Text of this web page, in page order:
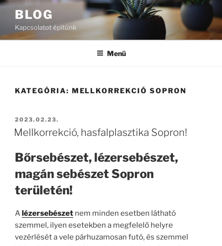
Tartalomhoz
BLOG
Kapcsolatot építünk
Menü
KATEGÓRIA: MELLKORREKCIÓ SOPRON
BEKÜLDVE:
2023.02.23.
Mellkorrekció, hasfalplasztika Sopron!
Bőrsebészet, lézersebészet,
magán sebészet Sopron
területén!
Alézersebészet nem minden esetben látható
szemmel, ilyen esetekben a megfelelő helyre
vezérlését a vele párhuzamosan futó, és szemmel